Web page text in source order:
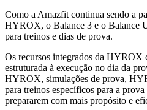
Como a Amazfit continua sendo a
HYROX, o Balance 3 e o Balance
para treinos e dias de prova.
Os recursos integrados da HYROX
estruturada à execução no dia da
HYROX, simulações de prova,
para treinos específicos para a prova
prepararem com mais propósito e